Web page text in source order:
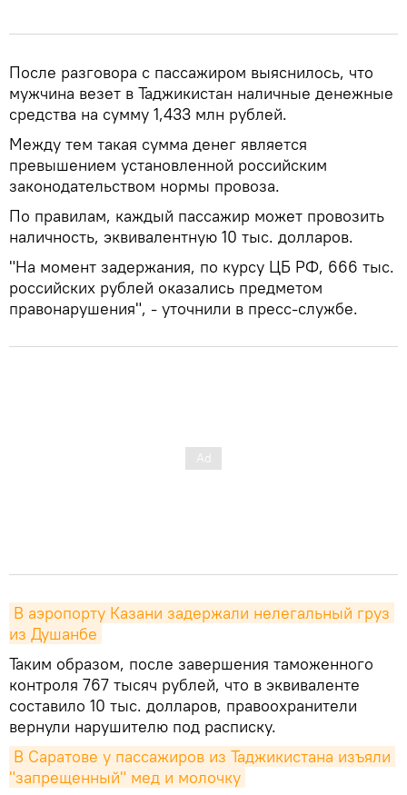
После разговора с пассажиром выяснилось, что
мужчина везет в Таджикистан наличные денежные
средства на сумму 1,433 млн рублей.
Между тем такая сумма денег является
превышением установленной российским
законодательством нормы провоза.
По правилам, каждый пассажир может провозить
наличность, эквивалентную 10 тыс. долларов.
"На момент задержания, по курсу ЦБ РФ, 666 тыс.
российских рублей оказались предметом
правонарушения", - уточнили в пресс-службе.
В аэропорту Казани задержали нелегальный груз
из Душанбе
Таким образом, после завершения таможенного
контроля 767 тысяч рублей, что в эквиваленте
составило 10 тыс. долларов, правоохранители
вернули нарушителю под расписку.
В Саратове у пассажиров из Таджикистана изъяли
"запрещенный" мед и молочку